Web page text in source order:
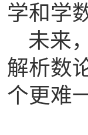
学和学
未来
解析数
个更难